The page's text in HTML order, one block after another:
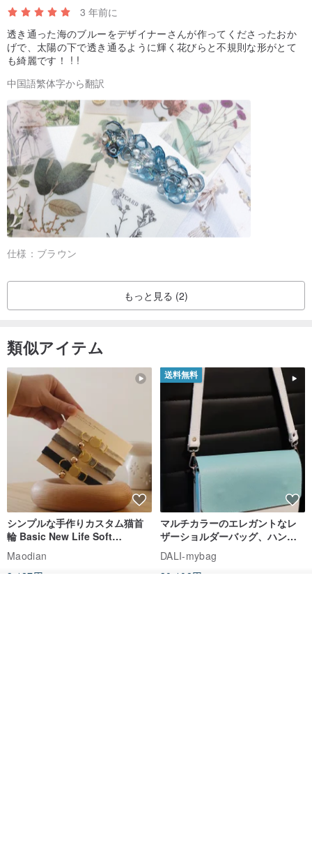
3 年前に
透き通った海のブルーをデザイナーさんが作ってくださったおか
げで、太陽の下で透き通るように輝く花びらと不規則な形がとて
も綺麗です！ ! !
中国語繁体字から翻訳
仕様： ブラウン
もっと見る (2)
類似アイテム
シンプルな手作りカスタム猫首
輪 Basic New Life Soft
Organic Cat Collar | Simple
Soft Cat Collar
Maodian
3,127円
送料無料
マルチカラーのエレガントなレ
ザーショルダーバッグ、ハンド
メイド
DALI-mybag
30,108円